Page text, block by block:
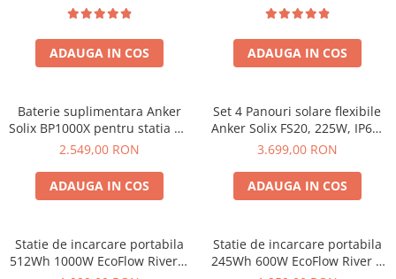
Stabilizatoare Tensiune
Scule si aparate
Instrumente de masura
Clampmetre
Detectoare
Tahometre
Testere
ADAUGA IN COS ADAUGA IN COS
Baterie suplimentara Anker
Solix BP1000X pentru statia de
alimentare portabila Anker
2.549,00 RON
ADAUGA IN COS
Set 4 Panouri solare flexibile
Anker Solix FS20, 225W, IP67,
Tehnologie TOPCon
3.699,00 RON
ADAUGA IN COS
Statie de incarcare portabila
512Wh 1000W EcoFlow River 2
Statie de incarcare portabila
245Wh 600W EcoFlow River 3